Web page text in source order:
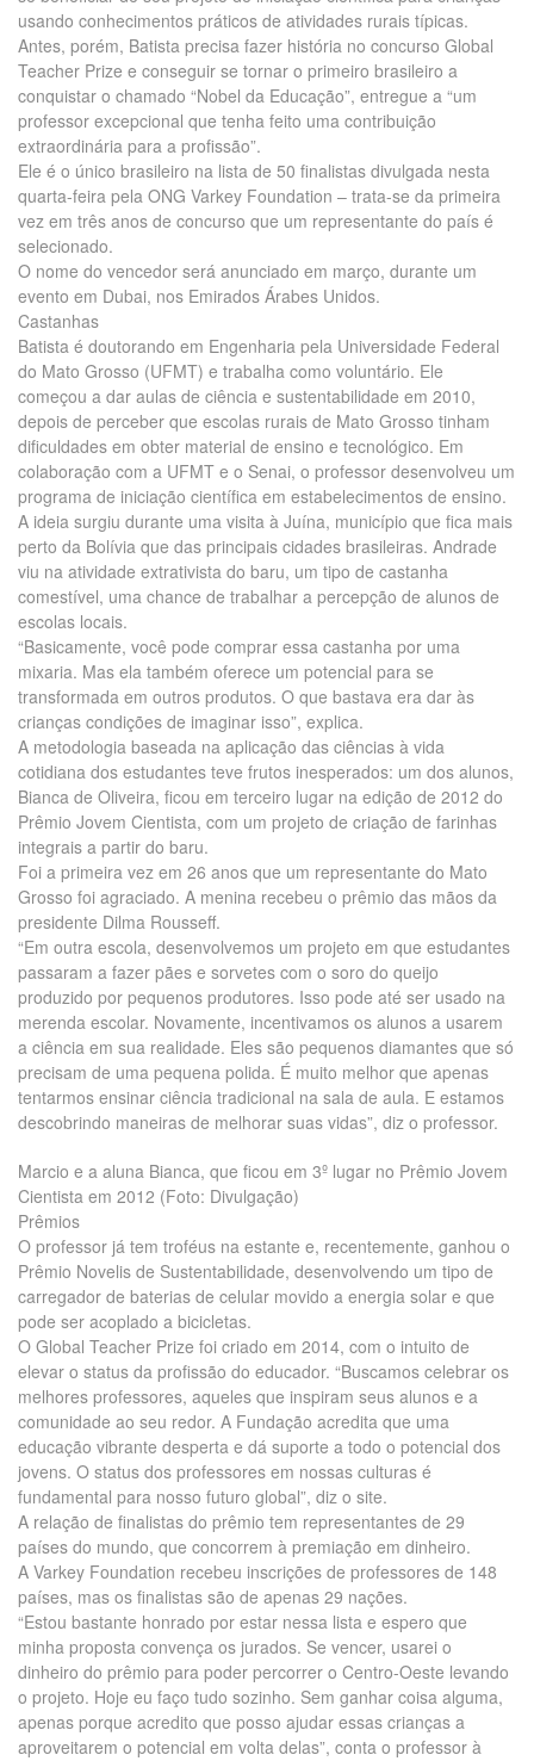
usando conhecimentos práticos de atividades rurais típicas.
Antes, porém, Batista precisa fazer história no concurso Global
Teacher Prize e conseguir se tornar o primeiro brasileiro a
conquistar o chamado “Nobel da Educação”, entregue a “um
professor excepcional que tenha feito uma contribuição
extraordinária para a profissão”.
Ele é o único brasileiro na lista de 50 finalistas divulgada nesta
quarta-feira pela ONG Varkey Foundation – trata-se da primeira
vez em três anos de concurso que um representante do país é
selecionado.
O nome do vencedor será anunciado em março, durante um
evento em Dubai, nos Emirados Árabes Unidos.
Castanhas
Batista é doutorando em Engenharia pela Universidade Federal
do Mato Grosso (UFMT) e trabalha como voluntário. Ele
começou a dar aulas de ciência e sustentabilidade em 2010,
depois de perceber que escolas rurais de Mato Grosso tinham
dificuldades em obter material de ensino e tecnológico. Em
colaboração com a UFMT e o Senai, o professor desenvolveu um
programa de iniciação científica em estabelecimentos de ensino.
A ideia surgiu durante uma visita à Juína, município que fica mais
perto da Bolívia que das principais cidades brasileiras. Andrade
viu na atividade extrativista do baru, um tipo de castanha
comestível, uma chance de trabalhar a percepção de alunos de
escolas locais.
“Basicamente, você pode comprar essa castanha por uma
mixaria. Mas ela também oferece um potencial para se
transformada em outros produtos. O que bastava era dar às
crianças condições de imaginar isso”, explica.
A metodologia baseada na aplicação das ciências à vida
cotidiana dos estudantes teve frutos inesperados: um dos alunos,
Bianca de Oliveira, ficou em terceiro lugar na edição de 2012 do
Prêmio Jovem Cientista, com um projeto de criação de farinhas
integrais a partir do baru.
Foi a primeira vez em 26 anos que um representante do Mato
Grosso foi agraciado. A menina recebeu o prêmio das mãos da
presidente Dilma Rousseff.
“Em outra escola, desenvolvemos um projeto em que estudantes
passaram a fazer pães e sorvetes com o soro do queijo
produzido por pequenos produtores. Isso pode até ser usado na
merenda escolar. Novamente, incentivamos os alunos a usarem
a ciência em sua realidade. Eles são pequenos diamantes que só
precisam de uma pequena polida. É muito melhor que apenas
tentarmos ensinar ciência tradicional na sala de aula. E estamos
descobrindo maneiras de melhorar suas vidas”, diz o professor.
Marcio e a aluna Bianca, que ficou em 3º lugar no Prêmio Jovem
Cientista em 2012 (Foto: Divulgação)
Prêmios
O professor já tem troféus na estante e, recentemente, ganhou o
Prêmio Novelis de Sustentabilidade, desenvolvendo um tipo de
carregador de baterias de celular movido a energia solar e que
pode ser acoplado a bicicletas.
O Global Teacher Prize foi criado em 2014, com o intuito de
elevar o status da profissão do educador. “Buscamos celebrar os
melhores professores, aqueles que inspiram seus alunos e a
comunidade ao seu redor. A Fundação acredita que uma
educação vibrante desperta e dá suporte a todo o potencial dos
jovens. O status dos professores em nossas culturas é
fundamental para nosso futuro global”, diz o site.
A relação de finalistas do prêmio tem representantes de 29
países do mundo, que concorrem à premiação em dinheiro.
A Varkey Foundation recebeu inscrições de professores de 148
países, mas os finalistas são de apenas 29 nações.
“Estou bastante honrado por estar nessa lista e espero que
minha proposta convença os jurados. Se vencer, usarei o
dinheiro do prêmio para poder percorrer o Centro-Oeste levando
o projeto. Hoje eu faço tudo sozinho. Sem ganhar coisa alguma,
apenas porque acredito que posso ajudar essas crianças a
aproveitarem o potencial em volta delas”, conta o professor à